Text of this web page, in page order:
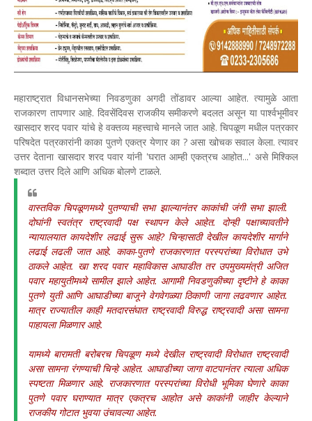
महाराष्ट्रात विधानसभेच्या निवडणुका अगदी तोंडावर आल्या आहेत. त्यामुळे आता
राजकारण तापणार आहे. दिवसेंदिवस राजकीय समीकरणे बदलत असून या पार्श्वभूमीवर
खासदार शरद पवार यांचे हे वक्तव्य महत्त्वाचे मानले जात आहे. चिपळूण मधील पत्रकार
परिषदेत पत्रकारांनी काका पुतणे एकत्र येणार का ? असा खोचक सवाल केला. त्यावर
उत्तर देताना खासदार शरद पवार यांनी 'घरात आम्ही एकत्रच आहोत...' असे मिश्किल
शब्दात उत्तर दिले आणि अधिक बोलणे टाळले.
वास्तविक चिपळूणमध्ये पुतण्याची सभा झाल्यानंतर काकांची जंगी सभा झाली.
दोघांनी स्वतंत्र राष्ट्रवादी पक्ष स्थापन केले आहेत. दोन्ही पक्षाच्यावतीने
न्यायालयात कायदेशीर लढाई सुरू आहे? चिन्हासाठी देखील कायदेशीर मार्गाने
लढाई लढली जात आहे. काका-पुतणे राजकारणात परस्परांच्या विरोधात उभे
ठाकले आहेत. खा शरद पवार महाविकास आघाडीत तर उपमुख्यमंत्री अजित
पवार महायुतीमध्ये सामील झाले आहेत. आगामी निवडणुकीच्या दृष्टीने हे काका
पुतणे युती आणि आघाडीच्या बाजूने वेगवेगळ्या ठिकाणी जागा लढवणार आहेत.
मात्र राज्यातील काही मतदारसंघात राष्ट्रवादी विरुद्ध राष्ट्रवादी असा सामना
पाहायला मिळणार आहे.
यामध्ये बारामती बरोबरच चिपळूण मध्ये देखील राष्ट्रवादी विरोधात राष्ट्रवादी
असा सामना रंगण्याची चिन्हे आहेत. आघाडीच्या जागा वाटपानंतर त्याला अधिक
स्पष्टता मिळणार आहे. राजकारणात परस्परांच्या विरोधी भूमिका घेणारे काका
पुतणे पवार घराण्यात मात्र एकत्रच आहोत असे काकांनी जाहीर केल्याने
राजकीय गोटात भुवया उंचावल्या आहेत.